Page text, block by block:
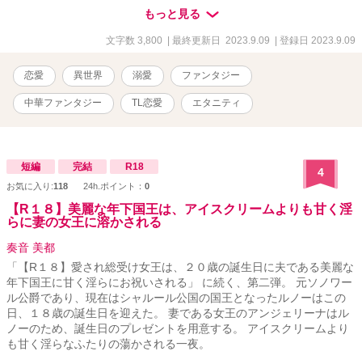
起きる怪奇事件に、避けることのできない一夫多妻制の後宮制度。
数々の問題が二人に立ちはだかる中、怪奇事件の魔の手は香蘭に襲
いかかる。 権力など無関心の純真無垢な香蘭にたしてのこの気持
をする香蘭。 互いに初めて芽生える感情に戸惑いながらも政略結婚
から生まれる真実の愛の形とその先に二人で作る未来とは。
もっと見る
文字数 3,800 | 最終更新日 2023.9.09 | 登録日 2023.9.09
恋愛 異世界 溺愛 ファンタジー
中華ファンタジー TL恋愛 エタニティ
短編 完結 R18
お気に入り:118 24h.ポイント： 0
4
【R１８】美麗な年下国王は、アイスクリームよりも甘く淫
らに妻の女王に溶かされる
奏音 美都
「【R１８】愛され総受け女王は、２０歳の誕生日に夫である美麗な
年下国王に甘く淫らにお祝いされる」 に続く、第二弾。 元ソノワー
ル公爵であり、現在はシャルール公国の国王となったルノーはこの
日、１８歳の誕生日を迎えた。 妻である女王のアンジェリーナはル
ノーのため、誕生日のプレゼントを用意する。 アイスクリームより
も甘く淫らなふたりの蕩かされる一夜。